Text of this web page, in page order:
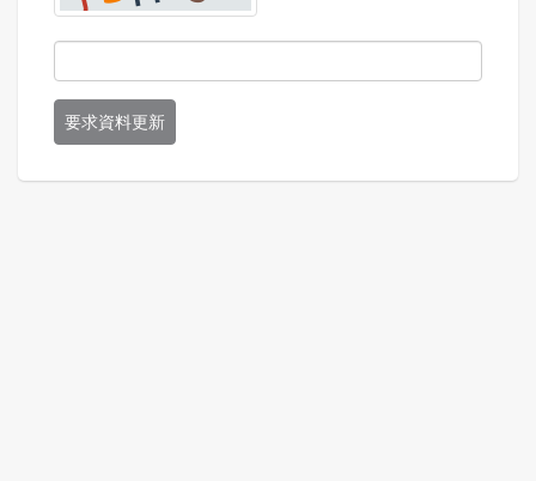
要求資料更新